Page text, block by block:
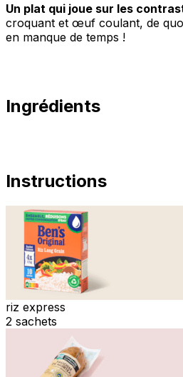
Un plat qui joue sur les
croquant et œuf coulant, de
en manque de temps !
Ingrédients
Instructions
riz express
2 sachets